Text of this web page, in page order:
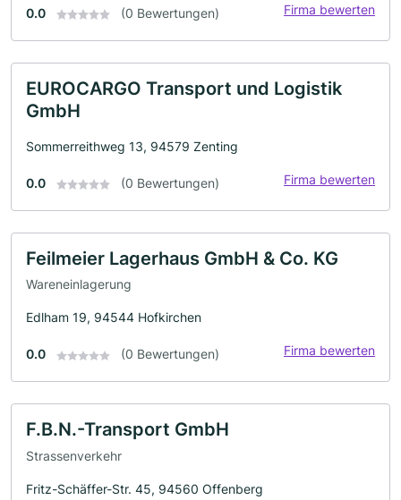
0.0 (0 Bewertungen) Firma bewerten
EUROCARGO Transport und Logistik
GmbH
Sommerreithweg 13, 94579 Zenting
0.0 (0 Bewertungen) Firma bewerten
Feilmeier Lagerhaus GmbH & Co. KG
Wareneinlagerung
Edlham 19, 94544 Hofkirchen
0.0 (0 Bewertungen) Firma bewerten
F.B.N.-Transport GmbH
Strassenverkehr
Fritz-Schäffer-Str. 45, 94560 Offenberg